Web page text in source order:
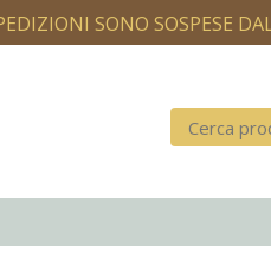
SONO SOSPESE